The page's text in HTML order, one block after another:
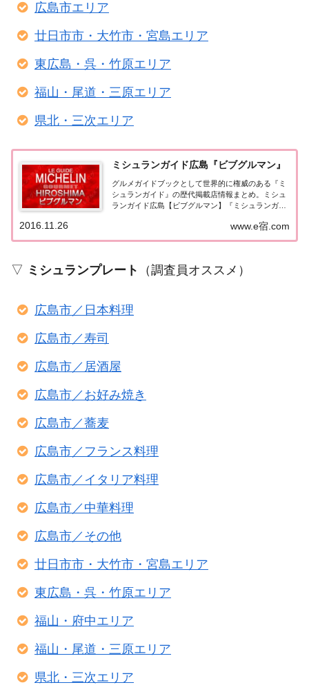
広島市エリア
廿日市市・大竹市・宮島エリア
東広島・呉・竹原エリア
福山・尾道・三原エリア
県北・三次エリア
ミシュランガイド広島『ビブグルマン』
グルメガイドブックとして世界的に権威のある『ミ
シュランガイド』の歴代掲載店情報まとめ。ミシュ
ランガイド広島【ビブグルマン】『ミシュランガイ
みました。（出典元：）ミシュランガイド広島2018
広島レストラン2018【ビブグルマン】 広島市...
www.e宿.com
2016.11.26
▽ ミシュランプレート （調査員オススメ）
広島市／日本料理
広島市／寿司
広島市／居酒屋
広島市／お好み焼き
広島市／蕎麦
広島市／フランス料理
広島市／イタリア料理
広島市／中華料理
広島市／その他
廿日市市・大竹市・宮島エリア
東広島・呉・竹原エリア
福山・府中エリア
福山・尾道・三原エリア
県北・三次エリア